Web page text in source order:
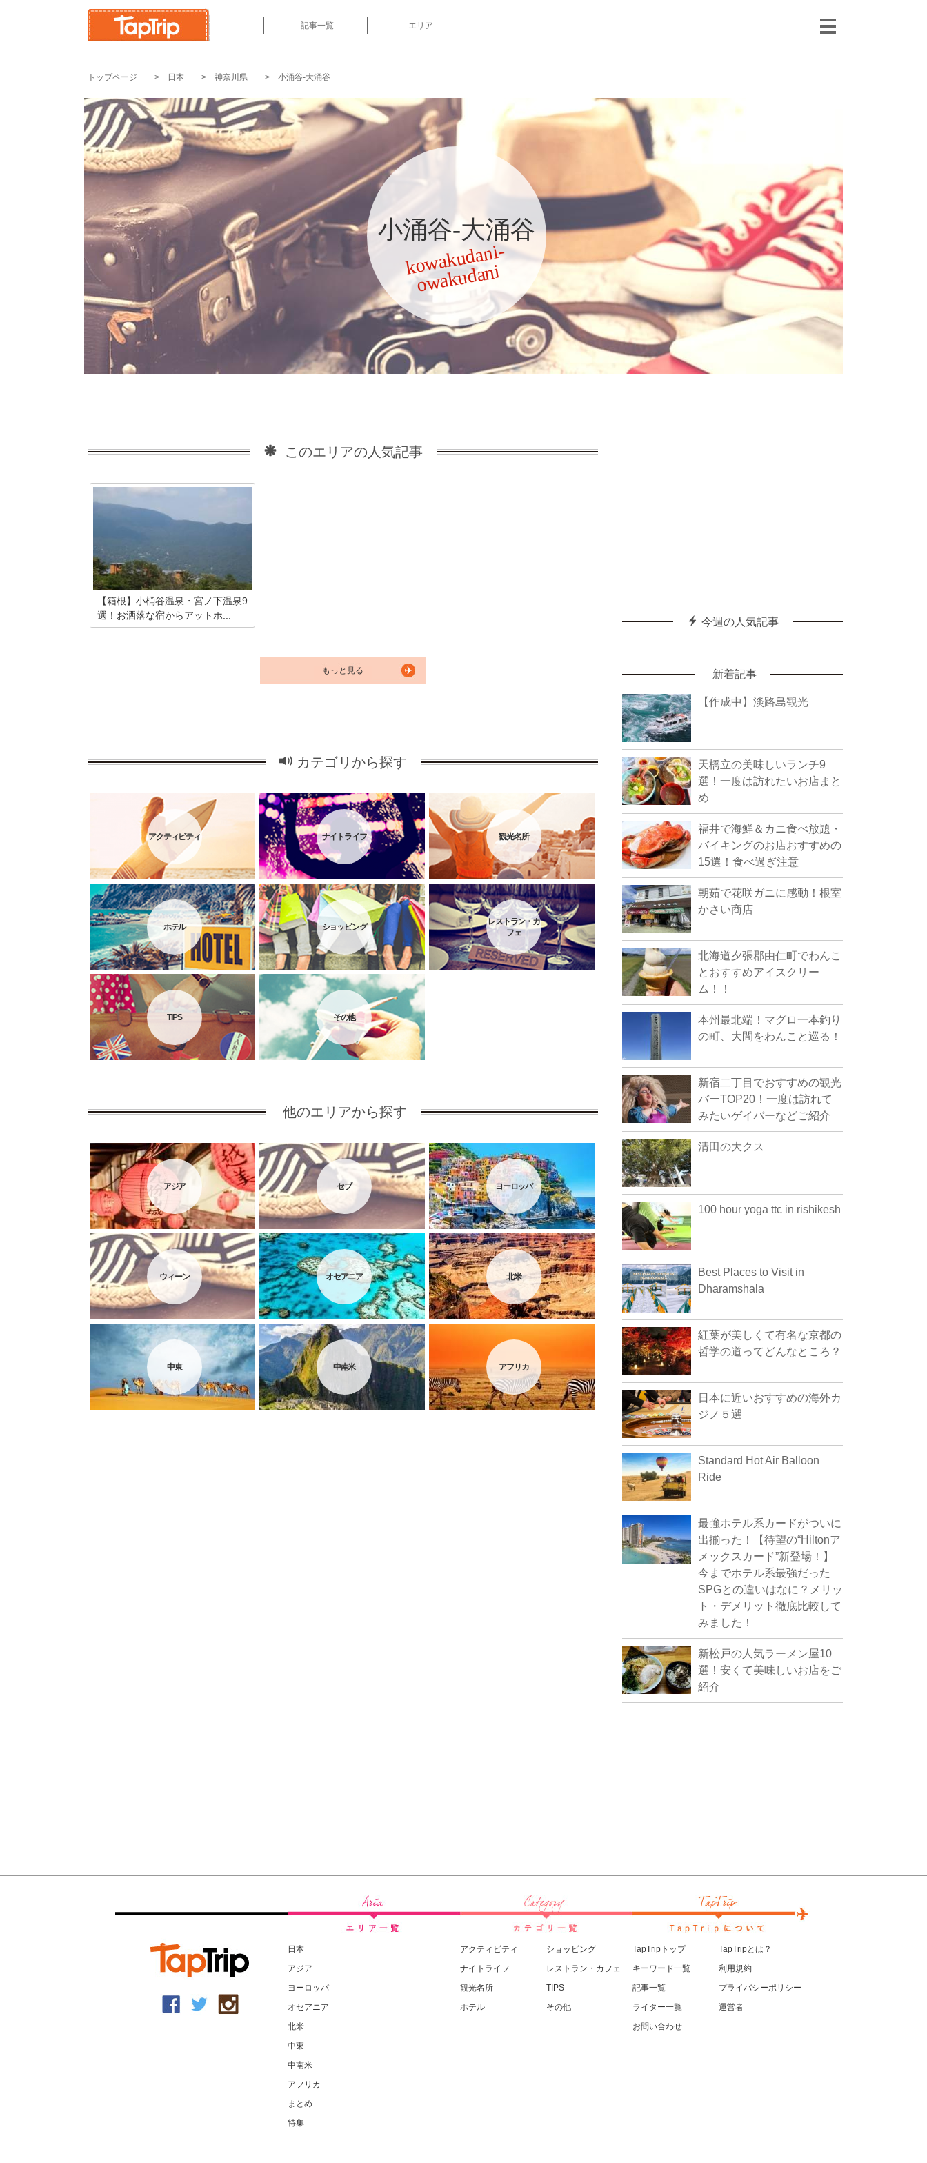
記事一覧 エリア
トップページ 日本 神奈川県 小涌谷-大涌谷
小涌谷-大涌谷
k
o
w
a
k
u
d
a
ni-
o
w
a
k
u
d
a
ni
このエリアの人気記事
【箱根】小桶谷温泉・宮ノ下温泉9
選！お洒落な宿からアットホ...
もっと見る
カテゴリから探す
アクティビティ ナイトライフ 観光名所
ホテル ショッピング
レストラン・カ
フェ
TIPS その他
他のエリアから探す
アジア セブ ヨーロッパ
ウィーン オセアニア 北米
中東 中南米 アフリカ
今週の人気記事
新着記事
【作成中】淡路島観光
天橋立の美味しいランチ9
選！一度は訪れたいお店まと
め
福井で海鮮＆カニ食べ放題・
バイキングのお店おすすめの
15選！食べ過ぎ注意
朝茹で花咲ガニに感動！根室
かさい商店
北海道夕張郡由仁町でわんこ
とおすすめアイスクリー
ム！！
本州最北端！マグロ一本釣り
の町、大間をわんこと巡る！
新宿二丁目でおすすめの観光
バーTOP20！一度は訪れて
みたいゲイバーなどご紹介
清田の大クス
100 hour yoga ttc in rishikesh
Best Places to Visit in
Dharamshala
紅葉が美しくて有名な京都の
哲学の道ってどんなところ？
日本に近いおすすめの海外カ
ジノ５選
Standard Hot Air Balloon
Ride
最強ホテル系カードがついに
出揃った！【待望の“Hiltonア
メックスカード”新登場！】
今までホテル系最強だった
SPGとの違いはなに？メリッ
ト・デメリット徹底比較して
みました！
新松戸の人気ラーメン屋10
選！安くて美味しいお店をご
紹介
日本
アジア
ヨーロッパ
オセアニア
北米
中東
中南米
アフリカ
まとめ
特集
アクティビティ
ナイトライフ
観光名所
ホテル
ショッピング
レストラン・カフェ
TIPS
その他
TapTripトップ
キーワード一覧
記事一覧
ライター一覧
お問い合わせ
TapTripとは？
利用規約
プライバシーポリシー
運営者